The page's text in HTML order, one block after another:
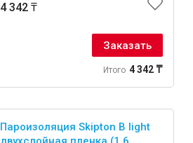
4 342 ₸
Заказать
Итого 4 342 ₸
Пароизоляция Skipton B light